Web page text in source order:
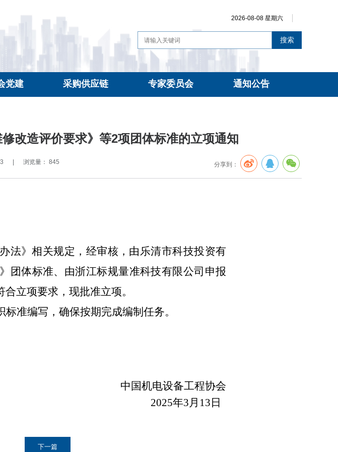
2026-08-08 星期六
搜索
党建 采购供应链 专家委员会 通知公告
改造评价要求》等2项团体标准的立项通知
浏览量： 845 分享到：
法》相关规定，经审核 ， 由乐清市科技投资有
团体标准、 由浙江标规量准科技有限公司申报
立项要求， 现批准立项。
准编写，确保按期完成编制任务。
中国机电设备工程协会
2025年3月13日
下一篇